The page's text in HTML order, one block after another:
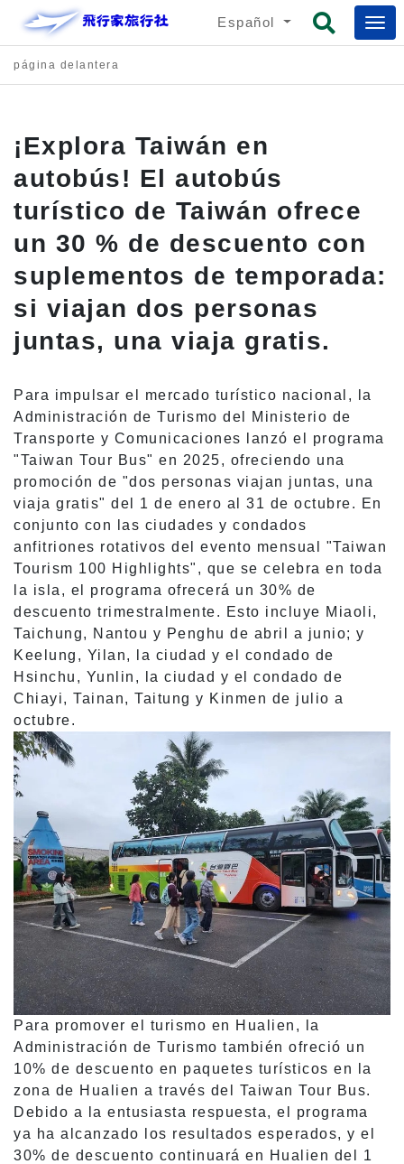
Español
página delantera
¡Explora Taiwán en
autobús! El autobús
turístico de Taiwán ofrece
un 30 % de descuento con
suplementos de temporada:
si viajan dos personas
juntas, una viaja gratis.
Para impulsar el mercado turístico nacional, la
Administración de Turismo del Ministerio de
Transporte y Comunicaciones lanzó el programa
"Taiwan Tour Bus" en 2025, ofreciendo una
promoción de "dos personas viajan juntas, una
viaja gratis" del 1 de enero al 31 de octubre. En
conjunto con las ciudades y condados
anfitriones rotativos del evento mensual "Taiwan
Tourism 100 Highlights", que se celebra en toda
la isla, el programa ofrecerá un 30% de
descuento trimestralmente. Esto incluye Miaoli,
Taichung, Nantou y Penghu de abril a junio; y
Keelung, Yilan, la ciudad y el condado de
Hsinchu, Yunlin, la ciudad y el condado de
Chiayi, Tainan, Taitung y Kinmen de julio a
octubre.
Para promover el turismo en Hualien, la
Administración de Turismo también ofreció un
10% de descuento en paquetes turísticos en la
zona de Hualien a través del Taiwan Tour Bus.
Debido a la entusiasta respuesta, el programa
ya ha alcanzado los resultados esperados, y el
30% de descuento continuará en Hualien del 1